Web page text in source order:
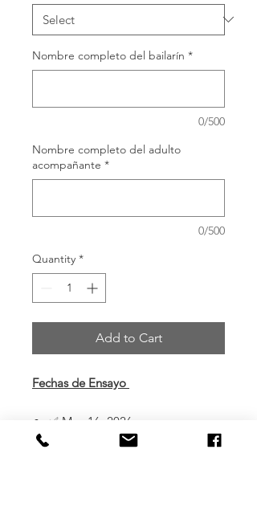
Nombre completo del bailarín *
0/500
Nombre completo del adulto
acompañante *
0/500
Quantity *
Add to Cart
Fechas de Ensayo
✅ May 16, 2026
✅ May 23, 2026